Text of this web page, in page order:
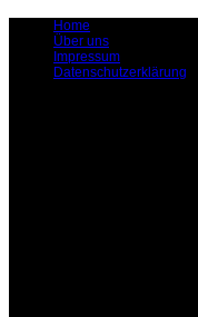
Home
Über uns
Impressum
Datenschutzerklärung